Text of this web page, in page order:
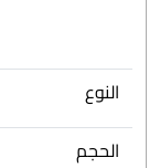
النوع
الحجم